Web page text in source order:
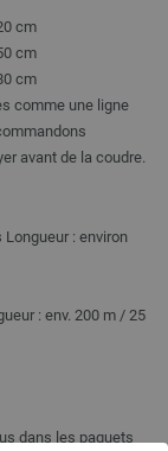
cm
cm
cm
comme une ligne
avant de la coudre.
Longueur : environ
: env. 200 m / 25
dans les paquets